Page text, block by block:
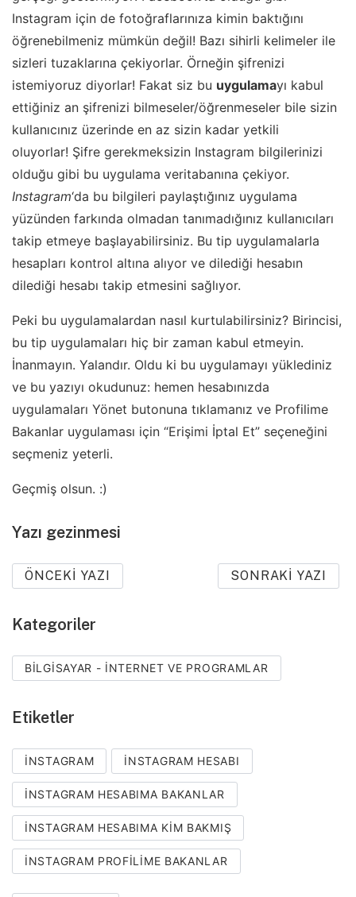
Instagram için de fotoğraflarınıza kimin baktığını
öğrenebilmeniz mümkün değil! Bazı sihirli kelimeler ile
sizleri tuzaklarına çekiyorlar. Örneğin şifrenizi
istemiyoruz diyorlar! Fakat siz bu uygulamayı kabul
ettiğiniz an şifrenizi bilmeseler/öğrenmeseler bile sizin
kullanıcınız üzerinde en az sizin kadar yetkili
oluyorlar! Şifre gerekmeksizin Instagram bilgilerinizi
olduğu gibi bu uygulama veritabanına çekiyor.
Instagram‘da bu bilgileri paylaştığınız uygulama
yüzünden farkında olmadan tanımadığınız kullanıcıları
takip etmeye başlayabilirsiniz. Bu tip uygulamalarla
hesapları kontrol altına alıyor ve dilediği hesabın
dilediği hesabı takip etmesini sağlıyor.
Peki bu uygulamalardan nasıl kurtulabilirsiniz? Birincisi,
bu tip uygulamaları hiç bir zaman kabul etmeyin.
İnanmayın. Yalandır. Oldu ki bu uygulamayı yüklediniz
ve bu yazıyı okudunuz: hemen hesabınızda
uygulamaları Yönet butonuna tıklamanız ve Profilime
Bakanlar uygulaması için “Erişimi İptal Et” seçeneğini
seçmeniz yeterli.
Geçmiş olsun. :)
Yazı gezinmesi
ÖNCEKI YAZI SONRAKI YAZI
Kategoriler
BILGISAYAR - İNTERNET VE PROGRAMLAR
Etiketler
INSTAGRAM INSTAGRAM HESABI
INSTAGRAM HESABIMA BAKANLAR
INSTAGRAM HESABIMA KIM BAKMIŞ
INSTAGRAM PROFILIME BAKANLAR